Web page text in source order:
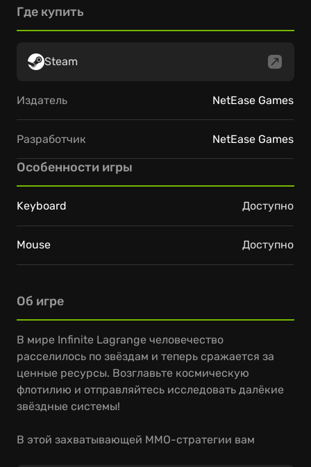
Об игре
В мире Infinite Lagrange человечество
расселилось по звёздам и теперь сражается за
ценные ресурсы. Возглавьте космическую
флотилию и отправляйтесь исследовать далёкие
звёздные системы!
В этой захватывающей MMO-стратегии вам
Где купить
Steam
Издатель NetEase Games
Разработчик NetEase Games
Особенности игры
Keyboard Доступно
Mouse Доступно